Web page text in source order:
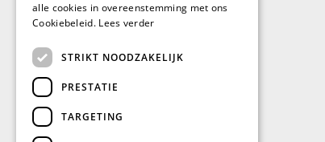
(Industrieterrein: De Blauwe Toren)
alle cookies in overeenstemming met ons
Cookiebeleid. Lees verder
STRIKT NOODZAKELIJK
PRESTATIE
TARGETING